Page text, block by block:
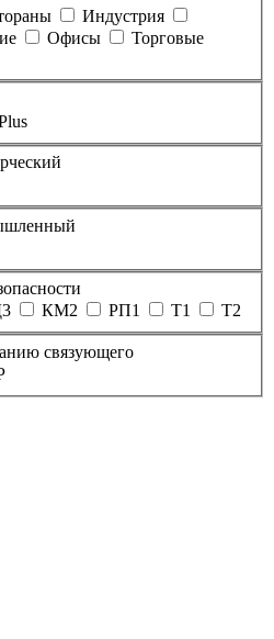
Индустрия
Офисы
Торговые
КМ2 РП1 Т1 Т2
связующего